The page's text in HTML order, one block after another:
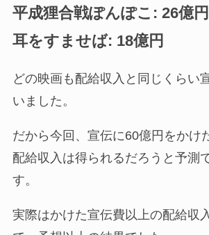
平成狸合戦ぽんぽこ: 26億円
耳をすませば: 18億円
どの映画も配給収入と同じくらい
いました。
だから今回、宣伝に60億円をかけ
配給収入は得られるだろうと予測
す。
実際はかけた宣伝費以上の配給収